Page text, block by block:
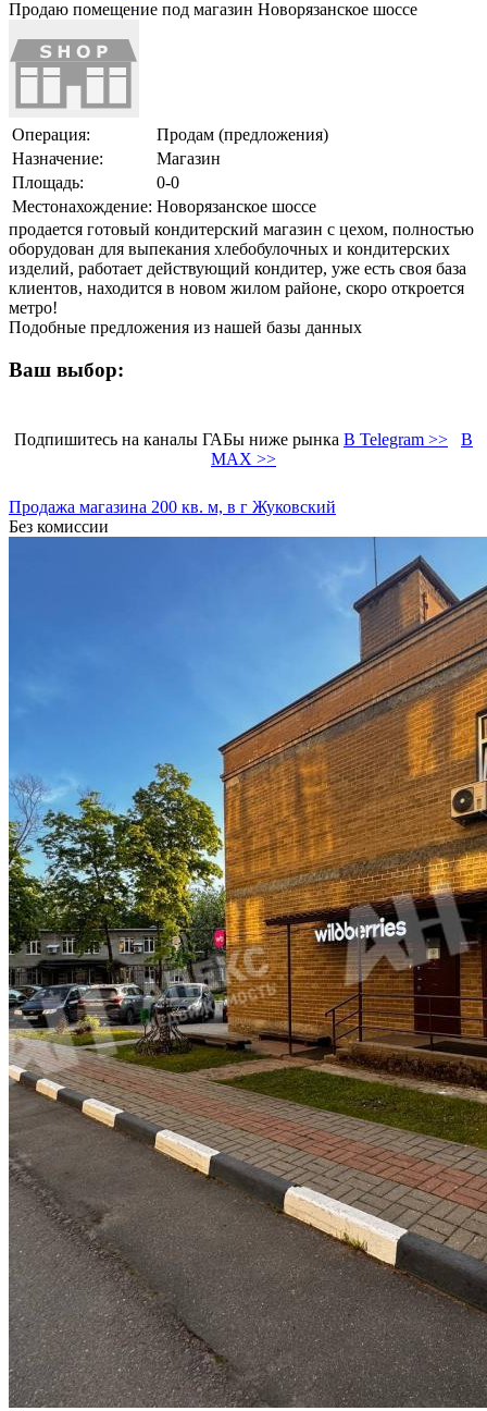
Продаю помещение под магазин Новорязанское шоссе
Операция:
Продам (предложения)
Назначение:
Магазин
Площадь:
0-0
Местонахождение: Новорязанское шоссе
продается готовый кондитерский магазин с цехом, полностью
оборудован для выпекания хлебобулочных и кондитерских
изделий, работает действующий кондитер, уже есть своя база
клиентов, находится в новом жилом районе, скоро откроется
метро!
Подобные предложения из нашей базы данных
Ваш выбор:
Подпишитесь на каналы ГАБы ниже рынка В Telegram >>
В
MAX >>
Продажа магазина 200 кв. м, в г Жуковский
Без комиссии